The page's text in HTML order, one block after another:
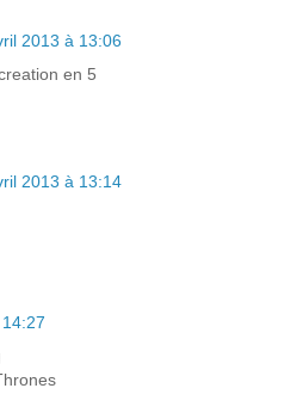
2013 à 13:06
en 5
2013 à 13:14